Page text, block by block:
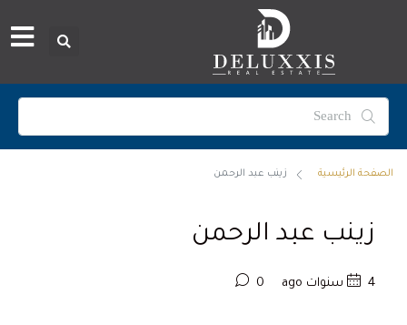
الصفحة الرئيسية زينب عبد الرحمن
زينب عبد الرحمن
4 سنوات ago 0